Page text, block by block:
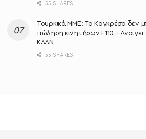
55 SHARES
Τουρκικά ΜΜΕ: Το Κογκρέσο δεν
πώληση κινητήρων F110 –
KAAN
55 SHARES